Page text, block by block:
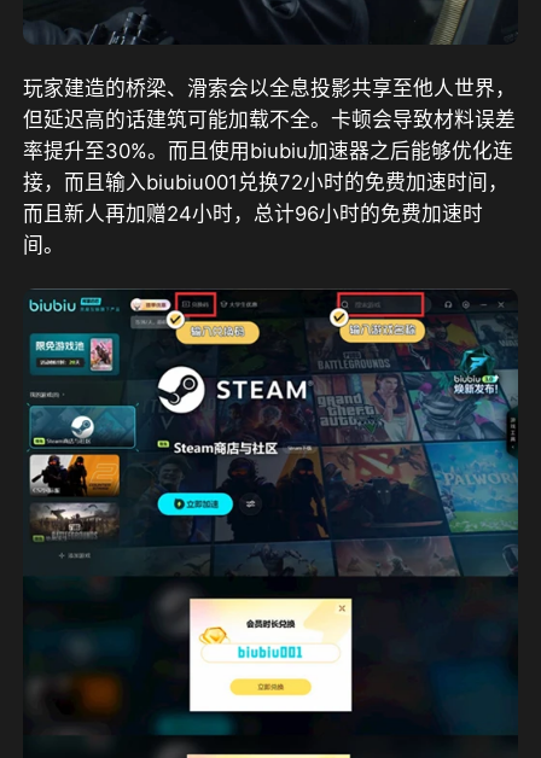
玩家建造的桥梁、滑索会以全息投影共享至他人世界，
但延迟高的话建筑可能加载不全。卡顿会导致材料误差
率提升至30%。而且使用biubiu加速器之后能够优化连
接，而且输入biubiu001 兑换72小时的免费加速时间，
而且新人再加赠24小时 ，总计96小时的免费加速时
间。